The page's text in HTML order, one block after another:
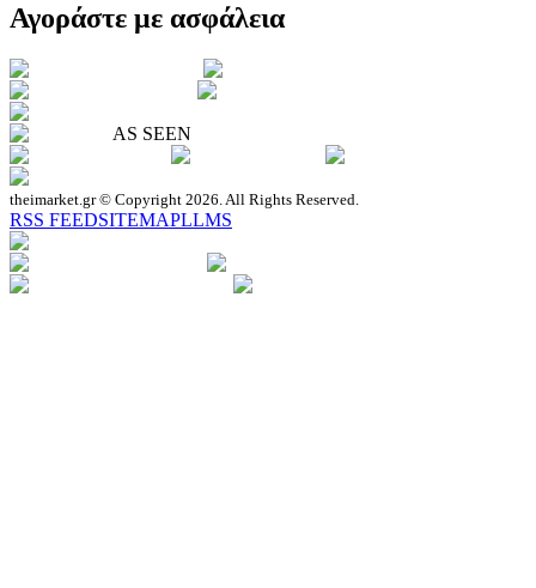
Αγοράστε με ασφάλεια
AS SEEN
theimarket.gr © Copyright 2026. All Rights Reserved.
RSS FEEDSITEMAPLLMS